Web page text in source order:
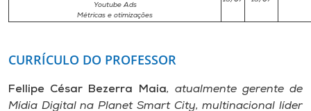
Youtube Ads
Métricas e otimizações
CURRÍCULO DO PROFESSOR
Fellipe César Bezerra Maia, atualmente gerente de
Mídia Digital na Planet Smart City, multinacional líder